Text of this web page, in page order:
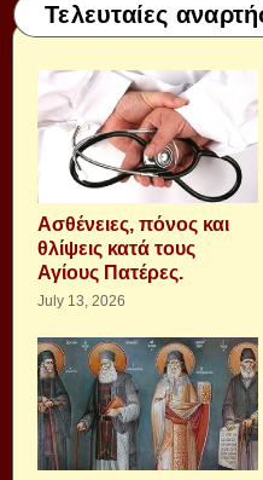
Τελευταίες
Aσθένειες, πόνος και
θλίψεις κατά τους
Αγίους Πατέρες.
July 13, 2026